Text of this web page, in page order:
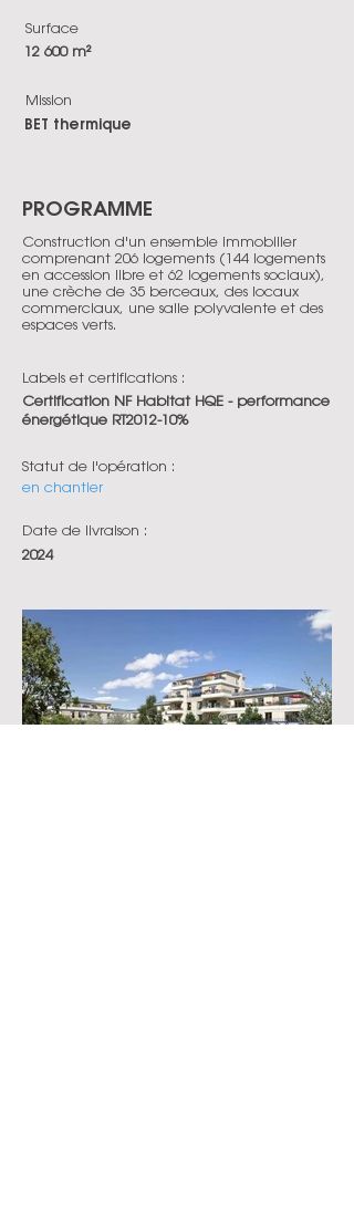
Surface
12 600 m²
Mission
BET thermique
PROGRAMME
Construction d'un ensemble immobilier
comprenant 206 logements (144 logements
en accession libre et 62 logements sociaux),
une crèche de 35 berceaux, des locaux
commerciaux, une salle polyvalente et des
espaces verts.
Labels et certifications :
Certification NF Habitat HQE - performance
énergétique RT2012-10%
Statut de l'opération :
en chantier
Date de livraison :
2024